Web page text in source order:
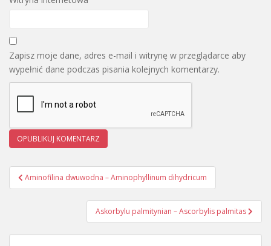
Zapisz moje dane, adres e-mail i witrynę w przeglądarce aby
wypełnić dane podczas pisania kolejnych komentarzy.
Nawigacja wpisu
Aminofilina dwuwodna – Aminophyllinum dihydricum
Askorbylu palmitynian – Ascorbylis palmitas